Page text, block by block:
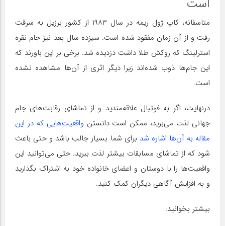
است
متاسفانه، کاپ ژول ریمه در سال ۱۹۸۳ از کشور برزیل به سرقت
رفت و از آن زمان مفقود شده است. سیزده سال بعد نیز جام نقره
استرلینگ که روکش طلا داشت دزدیده شد. برخی بر این باورند که
این جام‌ها ذوب شده‌اند زیرا دیگر اثری از آن‌ها مشاهده نشده
است.
درنهایت، اگر به فوتبال علاقه‌مندید و از تماشای رقابت‌های جام
جهانی لذت می‌برید، ممکن است دانستن واقعیت‌هایی که در این
مقاله به آن‌ها اشاره شد برای شما بسیار جالب باشد و حتی باعث
شود که از تماشای مسابقات بیشتر لذت ببرید. حتی می‌توانید این
واقعیت‌ها را با دوستان و اعضای خانواده خود به اشتراک بگذارید
و به افزایش آگاهی دیگران کمک کنید.
بیشتر بخوانید: